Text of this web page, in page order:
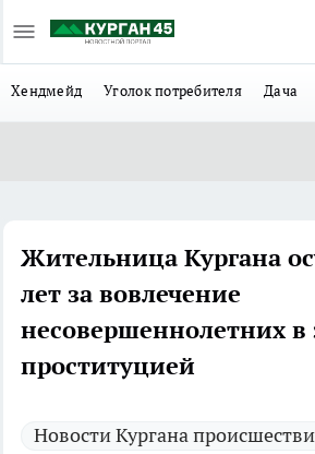
Хендмейд Уголок потребителя Дача
Жительница Кургана
лет за вовлечение
несовершеннолетних в
проституцией
Новости Кургана